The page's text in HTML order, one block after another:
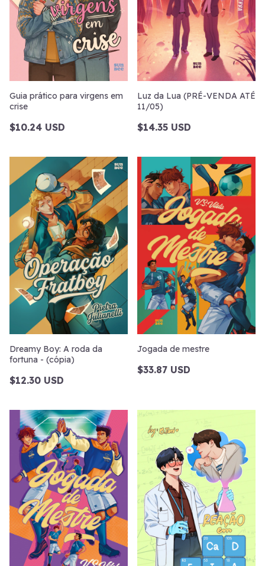
Guia prático para virgens em
crise
$10.24 USD
Luz da Lua (PRÉ-VENDA ATÉ
11/05)
$14.35 USD
Dreamy Boy: A roda da
fortuna - (cópia)
$12.30 USD
Jogada de mestre
$33.87 USD